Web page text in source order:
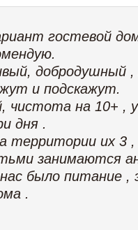
гостевой
добродушный
и подскажут.
на 10+ ,
дня .
территории их 3 ,
занимаются
было питание ,
.